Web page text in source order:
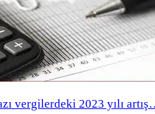
vergilerdeki 2023 yılı